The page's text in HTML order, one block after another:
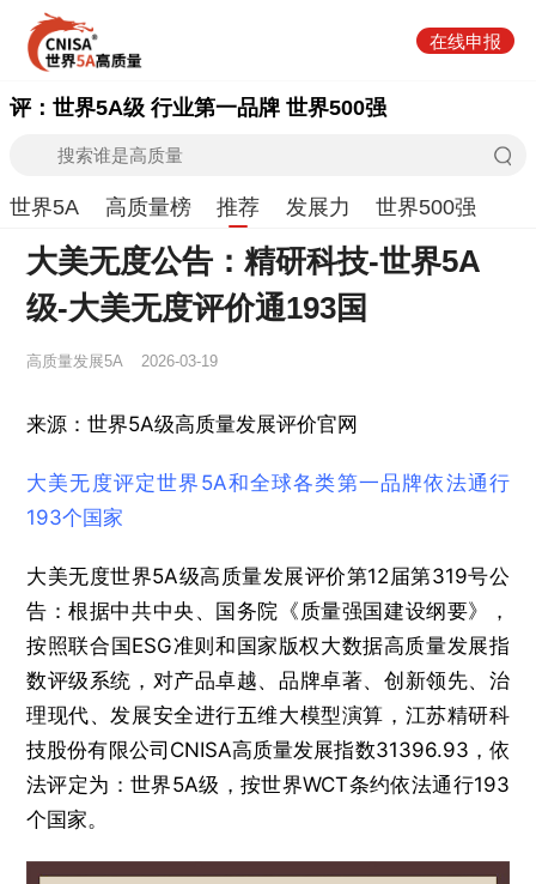
在线申报
评：世界5A级 行业第一品牌 世界500强
世界5A 高质量榜 推荐 发展力 世界500强
大美无度公告：精研科技-世界5A
级-大美无度评价通193国
高质量发展5A 2026-03-19
来源：世界5A级高质量发展评价官网
大美无度评定世界5A和全球各类第一品牌依法通行
193个国家
大美无度世界5A级高质量发展评价第12届第319号公
告：根据中共中央、国务院《质量强国建设纲要》，
按照联合国ESG准则和国家版权大数据高质量发展指
数评级系统，对产品卓越、品牌卓著、创新领先、治
理现代、发展安全进行五维大模型演算，江苏精研科
技股份有限公司CNISA高质量发展指数31396.93，依
法评定为：世界5A级，按世界WCT条约依法通行193
个国家。